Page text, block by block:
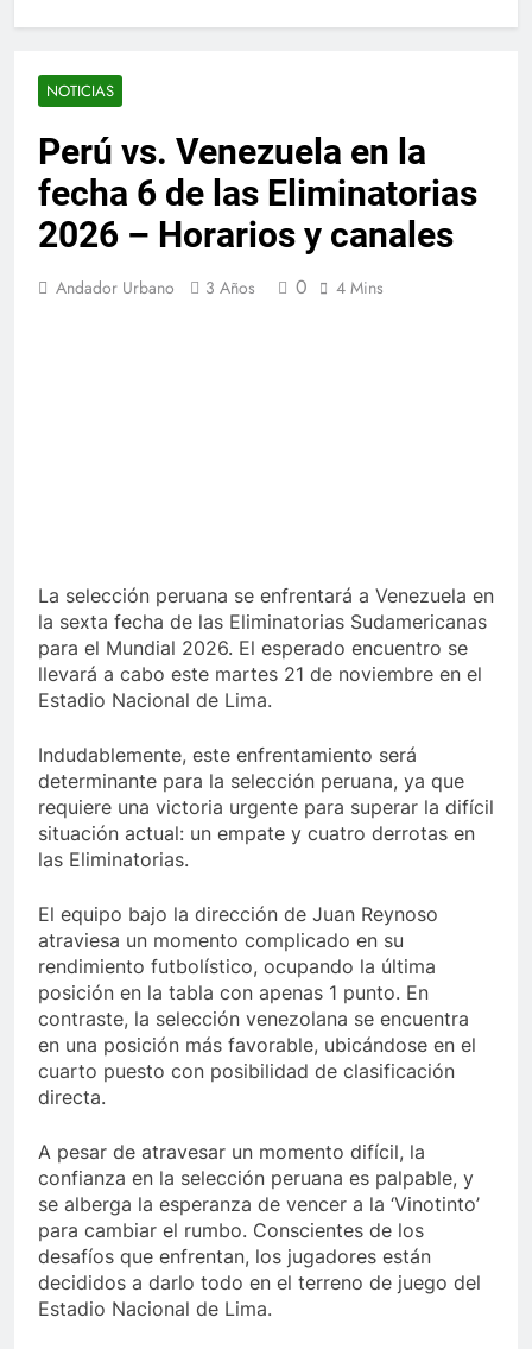
NOTICIAS
Perú vs. Venezuela en la
fecha 6 de las Eliminatorias
2026 – Horarios y canales
Andador Urbano 3 Años 0 4 Mins
La selección peruana se enfrentará a Venezuela en
la sexta fecha de las Eliminatorias Sudamericanas
para el Mundial 2026. El esperado encuentro se
llevará a cabo este martes 21 de noviembre en el
Estadio Nacional de Lima.
Indudablemente, este enfrentamiento será
determinante para la selección peruana, ya que
requiere una victoria urgente para superar la difícil
situación actual: un empate y cuatro derrotas en
las Eliminatorias.
El equipo bajo la dirección de Juan Reynoso
atraviesa un momento complicado en su
rendimiento futbolístico, ocupando la última
posición en la tabla con apenas 1 punto. En
contraste, la selección venezolana se encuentra
en una posición más favorable, ubicándose en el
cuarto puesto con posibilidad de clasificación
directa.
A pesar de atravesar un momento difícil, la
confianza en la selección peruana es palpable, y
se alberga la esperanza de vencer a la ‘Vinotinto’
para cambiar el rumbo. Conscientes de los
desafíos que enfrentan, los jugadores están
decididos a darlo todo en el terreno de juego del
Estadio Nacional de Lima.